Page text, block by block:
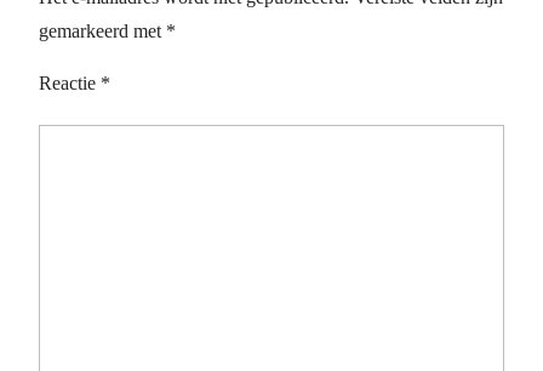
gemarkeerd met *
Reactie *